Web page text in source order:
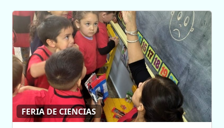
FERIA DE CIENCIAS